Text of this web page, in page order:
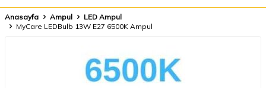
Anasayfa Ampul
LED Ampul
MyCare LEDBulb 13W E27 6500K Ampul